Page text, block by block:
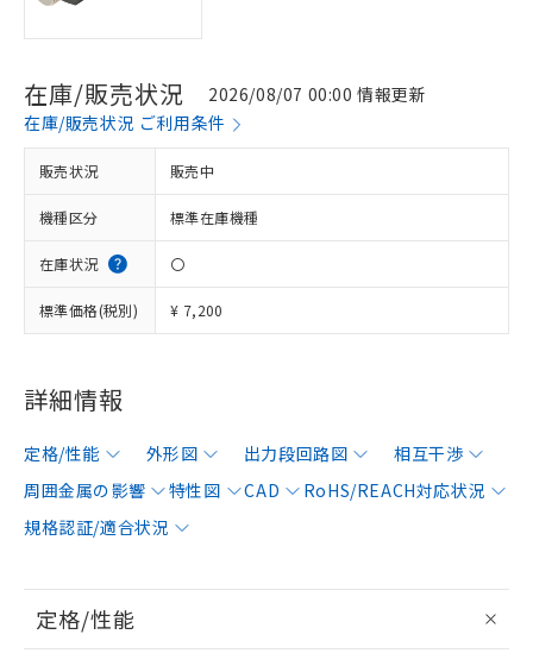
在庫/販売状況
2026/08/07 00:00 情報更新
在庫/販売状況 ご利用条件
販売状況 販売中
機種区分 標準在庫機種
在庫状況 〇
標準価格(税別) ¥ 7,200
詳細情報
定格/性能 外形図 出力段回路図
相互干渉
周囲金属の影響
特性図 CAD
RoHS/REACH対応状況
規格認証/適合状況
定格/性能